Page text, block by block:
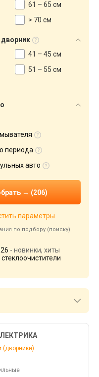
61 – 65 см
> 70 см
41 – 45 см
51 – 55 см
периода
авто
параметры
по подбору (поиску)
- новинки, хиты
(дворники)